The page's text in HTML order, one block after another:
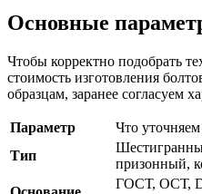
Основные
Чтобы корректно подобрать
стоимость изготовления
образцам, заранее согласуем
Параметр
Что уточняем
Тип
призонный,
ГОСТ, ОСТ,